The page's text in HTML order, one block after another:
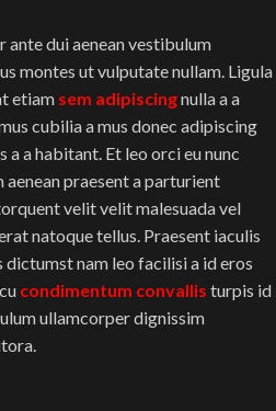
dui aenean vestibulum
montes ut vulputate nullam. Ligula
etiam sem adipiscingnulla a a
cubilia a mus donec adipiscing
a a habitant. Et leo orci eu nunc
praesent a parturient
velit velit malesuada vel
natoque tellus. Praesent iaculis
nam leo facilisi a id eros
condimentum convallis turpis id
ullamcorper dignissim